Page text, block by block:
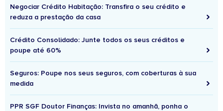
Negociar Crédito Habitação: Transfira o seu crédito e
reduza a prestação da casa
Crédito Consolidado: Junte todos os seus créditos e
poupe até 60%
Seguros: Poupe nos seus seguros, com coberturas à sua
medida
PPR SGF Doutor Finanças: Invista no amanhã, ponha o